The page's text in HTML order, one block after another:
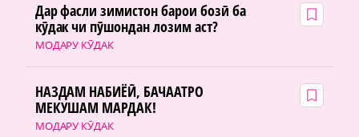
МОДАРУ КӮДАК
Дар фасли зимистон барои бозӣ ба
кӯдак чи пӯшондан лозим аст?
МОДАРУ КӮДАК
НАЗДАМ НАБИЁӢ, БАЧААТРО
МЕКУШАМ МАРДАК!